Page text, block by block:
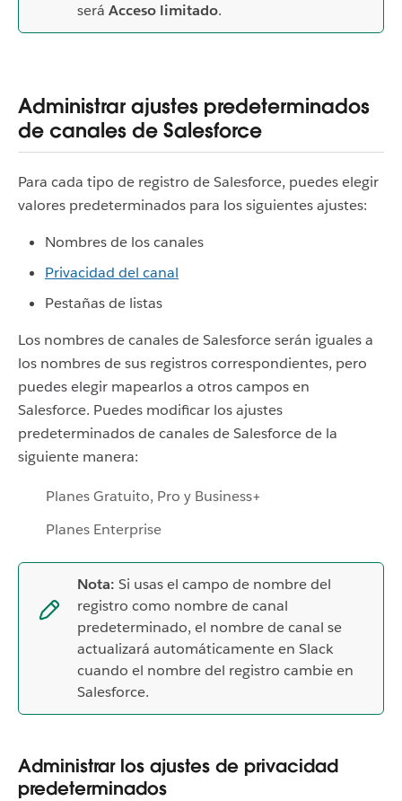
será Acceso limitado.
Administrar ajustes predeterminados
de canales de Salesforce
Para cada tipo de registro de Salesforce, puedes elegir
valores predeterminados para los siguientes ajustes:
Nombres de los canales
Privacidad del canal
Pestañas de listas
Los nombres de canales de Salesforce serán iguales a
los nombres de sus registros correspondientes, pero
puedes elegir mapearlos a otros campos en
Salesforce. Puedes modificar los ajustes
predeterminados de canales de Salesforce de la
siguiente manera:
Planes Gratuito, Pro y Business+
Planes Enterprise
Nota: Si usas el campo de nombre del
registro como nombre de canal
predeterminado, el nombre de canal se
actualizará automáticamente en Slack
cuando el nombre del registro cambie en
Salesforce.
Administrar los ajustes de privacidad
predeterminados